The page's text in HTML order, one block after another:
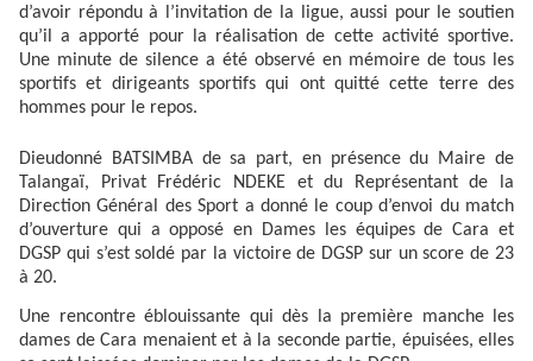
d’avoir répondu à l’invitation de la ligue, aussi pour le soutien
qu’il a apporté pour la réalisation de cette activité sportive.
Une minute de silence a été observé en mémoire de tous les
sportifs et dirigeants sportifs qui ont quitté cette terre des
hommes pour le repos.
Dieudonné BATSIMBA de sa part, en présence du Maire de
Talangaï, Privat Frédéric NDEKE et du Représentant de la
Direction Général des Sport a donné le coup d’envoi du match
d’ouverture qui a opposé en Dames les équipes de Cara et
DGSP qui s’est soldé par la victoire de DGSP sur un score de 23
à 20.
Une rencontre éblouissante qui dès la première manche les
dames de Cara menaient et à la seconde partie, épuisées, elles